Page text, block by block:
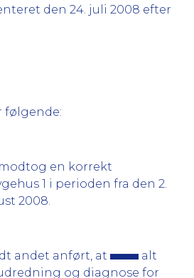
den 24. juli 2008 efter
følgende:
en korrekt
1 i perioden fra den 2.
2008.
andet anført, at
alt
og diagnose for